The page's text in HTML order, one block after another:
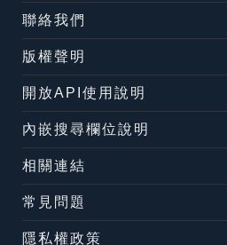
聯絡我們
版權聲明
開放API使用說明
內嵌搜尋欄位說明
相關連結
常見問題
隱私權政策